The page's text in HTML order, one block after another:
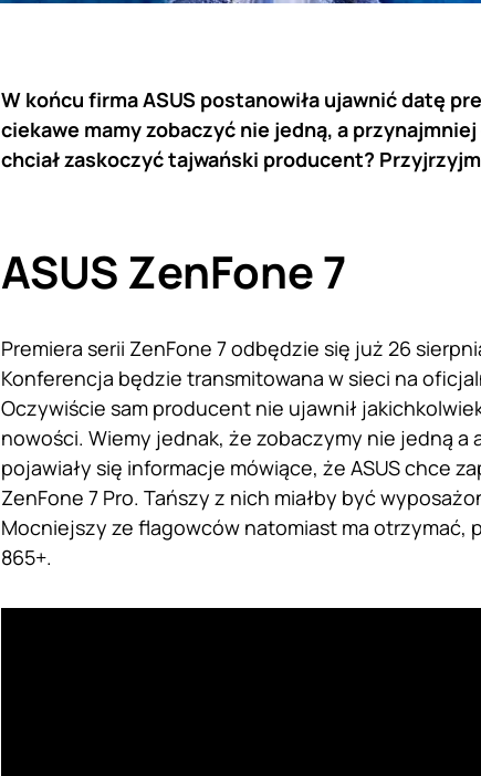
W końcu firma ASUS postanowiła ujawnić datę
ciekawe mamy zobaczyć nie jedną, a
chciał zaskoczyć tajwański producent?
ASUS ZenFone 7
Premiera serii ZenFone 7 odbędzie się już 26
Konferencja będzie transmitowana w sieci na
Oczywiście sam producent nie ujawnił
nowości. Wiemy jednak, że zobaczymy nie jedną a
pojawiały się informacje mówiące, że ASUS chce
ZenFone 7 Pro. Tańszy z nich miałby być
Mocniejszy ze flagowców natomiast ma otrzymać,
865+.